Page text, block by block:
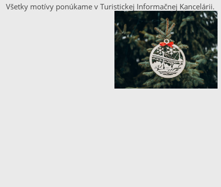
Všetky motívy ponúkame v Turistickej Informačnej Kancelárii.